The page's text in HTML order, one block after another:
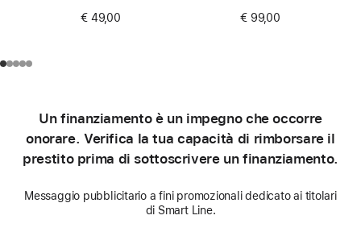
€ 49,00
€ 99,00
Un finanziamento è un impegno che occorre
onorare. Verifica la tua capacità di rimborsare il
prestito prima di sottoscrivere un finanziamento.
Messaggio pubblicitario a fini promozionali dedicato ai titolari
di Smart Line.